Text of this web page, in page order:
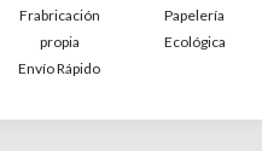
Frabricación
propia
Envío Rápido
Papelería
Ecológica